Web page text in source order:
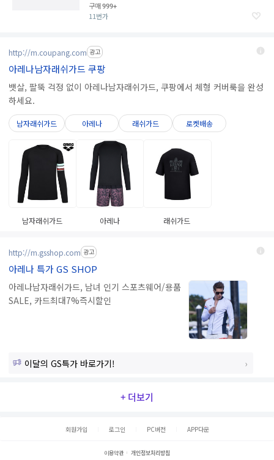
구매999+
11번가
http://m.coupang.com 광고
아레나남자래쉬가드 쿠팡
뱃살, 팔뚝 걱정 없이 아레나남자래쉬가드, 쿠팡에서 체형 커버룩을 완성
하세요.
남자래쉬가드 아레나 래쉬가드 로켓배송
남자래쉬가드 아레나 래쉬가드
http://m.gsshop.com 광고
아레나 특가 GS SHOP
아레나남자래쉬가드, 남녀 인기 스포츠웨어/용품
SALE, 카드최대7%즉시할인
이달의 GS특가 바로가기!
+ 더보기
회원가입 로그인 PC버전 APP다운
이용약관 개인정보처리방침